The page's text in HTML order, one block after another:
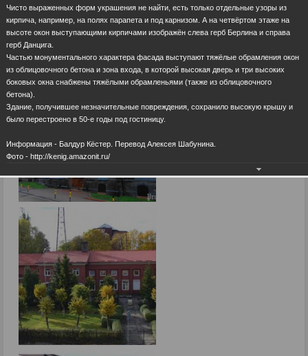
Чисто выраженных форм украшения не найти, есть только отдельные узоры из
кирпича, например, на полях парапета и под карнизом. А на четвёртом этаже на
высоте окон выступающими кирпичами изображён слева герб Берлина и справа
герб Данцига.
Частью монументального характера фасада выступают тяжёлые обрамления окон
из облицовочного бетона и зона входа, в которой высокая дверь и три высоких
боковых окна снабжены тяжёлыми обрамленьями (также из облицовочного
бетона).
Здание, получившее незначительные повреждения, сохранило высокую крышу и
было перестроено в 50-е годы под гостиницу.
Информация - Балдур Кёстер. Перевод Алексея Шабунина.
Фото - http://kenig.amazonit.ru/